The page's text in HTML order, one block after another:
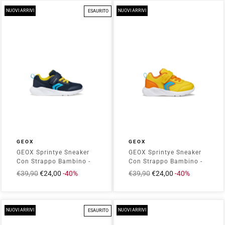
NUOVI ARRIVI ESAURITO
GEOX
GEOX Sprintye Sneaker
Con Strappo Bambino -
J36GBA01454
Prezzo
€39,90Prezzo
€24,00 -40%
NUOVI ARRIVI
GEOX
GEOX Sprintye Sneaker
Con Strappo Bambino -
B454UC01454
Prezzo
€39,90Prezzo
€24,00 -40%
NUOVI ARRIVI ESAURITO NUOVI ARRIVI